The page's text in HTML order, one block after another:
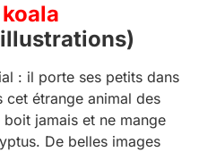
: il porte ses petits dans
cet étrange animal des
boit jamais et ne mange
De belles images